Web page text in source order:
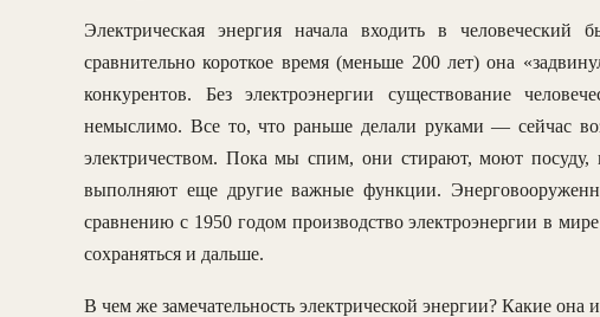
Электрическая энергия начала входить в
сравнительно короткое время (меньше 200 лет) она
конкурентов. Без электроэнергии существование
немыслимо. Все то, что раньше делали руками — сейчас
электричеством. Пока мы спим, они стирают, моют посуду,
выполняют еще другие важные функции.
сравнению с 1950 годом производство электроэнергии в
сохраняться и дальше.
В чем же замечательность электрической энергии? Какие она